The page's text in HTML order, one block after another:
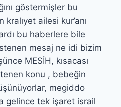
göstermişler bu
ailesi kur’anı
bu haberlere bile
mesaj ne idi bizim
MESİH, kısacası
konu , bebeğin
megiddo
gelince tek işaret israil